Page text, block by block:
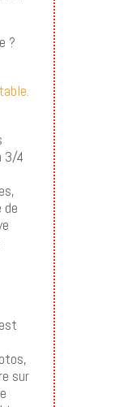
?
3/4
de
sur